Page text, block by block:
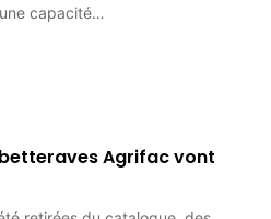
capacité…
Agrifac vont